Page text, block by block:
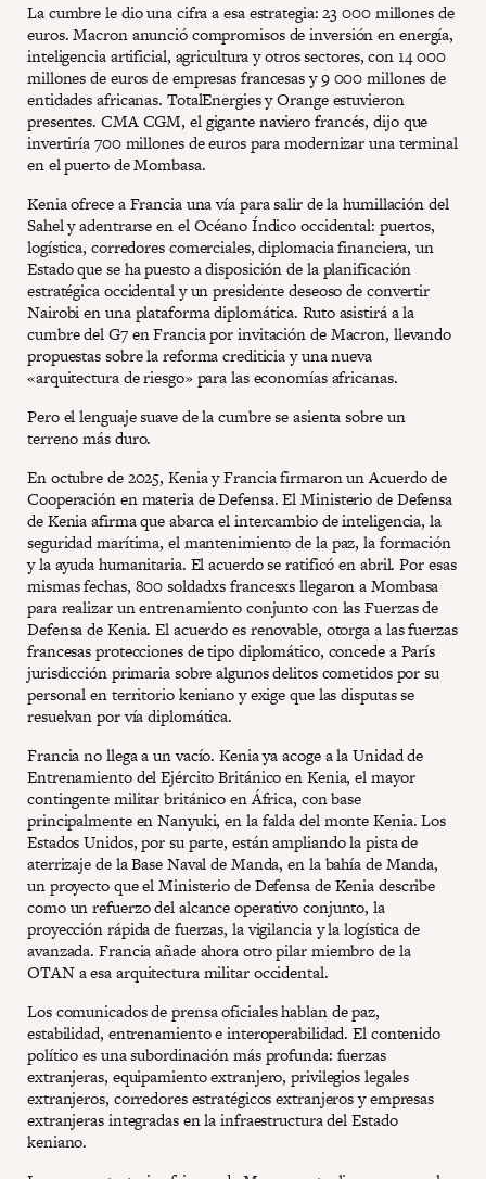
La cumbre le dio una cifra a esa estrategia: 23 000 millones de
euros. Macron anunció compromisos de inversión en energía,
inteligencia artificial, agricultura y otros sectores, con 14 000
millones de euros de empresas francesas y 9 000 millones de
entidades africanas. TotalEnergies y Orange estuvieron
presentes. CMA CGM, el gigante naviero francés, dijo que
invertiría 700 millones de euros para modernizar una terminal
en el puerto de Mombasa.
Kenia ofrece a Francia una vía para salir de la humillación del
Sahel y adentrarse en el Océano Índico occidental: puertos,
logística, corredores comerciales, diplomacia financiera, un
Estado que se ha puesto a disposición de la planificación
estratégica occidental y un presidente deseoso de convertir
Nairobi en una plataforma diplomática. Ruto asistirá a la
cumbre del G7 en Francia por invitación de Macron, llevando
propuestas sobre la reforma crediticia y una nueva
«arquitectura de riesgo» para las economías africanas.
Pero el lenguaje suave de la cumbre se asienta sobre un
terreno más duro.
En octubre de 2025, Kenia y Francia firmaron un Acuerdo de
Cooperación en materia de Defensa. El Ministerio de Defensa
de Kenia afirma que abarca el intercambio de inteligencia, la
seguridad marítima, el mantenimiento de la paz, la formación
y la ayuda humanitaria. El acuerdo se ratificó en abril. Por esas
mismas fechas, 800 soldadxs francesxs llegaron a Mombasa
para realizar un entrenamiento conjunto con las Fuerzas de
Defensa de Kenia. El acuerdo es renovable, otorga a las fuerzas
francesas protecciones de tipo diplomático, concede a París
jurisdicción primaria sobre algunos delitos cometidos por su
personal en territorio keniano y exige que las disputas se
resuelvan por vía diplomática.
Francia no llega a un vacío. Kenia ya acoge a la Unidad de
Entrenamiento del Ejército Británico en Kenia, el mayor
contingente militar británico en África, con base
principalmente en Nanyuki, en la falda del monte Kenia. Los
Estados Unidos, por su parte, están ampliando la pista de
aterrizaje de la Base Naval de Manda, en la bahía de Manda,
un proyecto que el Ministerio de Defensa de Kenia describe
como un refuerzo del alcance operativo conjunto, la
proyección rápida de fuerzas, la vigilancia y la logística de
avanzada. Francia añade ahora otro pilar miembro de la
OTAN a esa arquitectura militar occidental.
Los comunicados de prensa oficiales hablan de paz,
estabilidad, entrenamiento e interoperabilidad. El contenido
político es una subordinación más profunda: fuerzas
extranjeras, equipamiento extranjero, privilegios legales
extranjeros, corredores estratégicos extranjeros y empresas
extranjeras integradas en la infraestructura del Estado
keniano.